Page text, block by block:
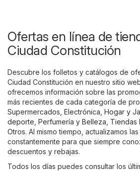
Ofertas en línea de
Ciudad Constitución
Descubre los folletos y catálogos de
Ciudad Constitución en nuestro sitio
ofrecemos información sobre las
más recientes de cada categoría de
Supermercados Electrónica Hogar y
deporte Perfumería y Belleza Tiendas
Otros. Al mismo tiempo, actualizamos
constantemente para que siempre
descuentos y rebajas.
Todos los días puedes consultar los